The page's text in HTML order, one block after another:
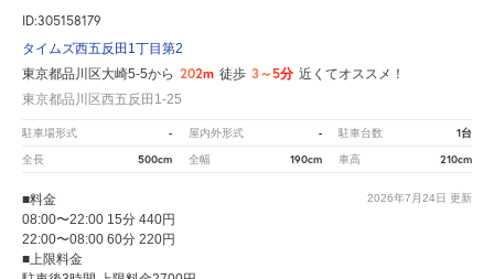
ID:305158179
タイムズ西五反田1丁目第2
東京都品川区大崎5-5から 202m 徒歩 3～5分 近くてオススメ！
東京都品川区西五反田1-25
駐車場形式 - 屋内外形式 - 駐車台数 1台
全長 500cm 全幅 190cm 車高 210cm
2026年7月24日 更新
■料金
08:00〜22:00 15分 440円
22:00〜08:00 60分 220円
■上限料金